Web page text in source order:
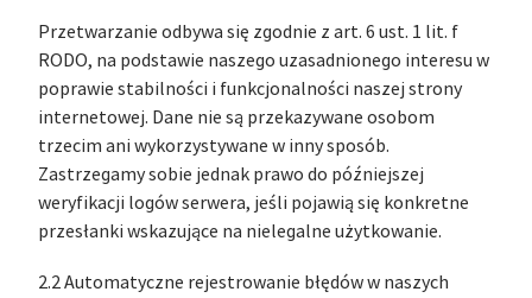
Przetwarzanie odbywa się zgodnie z art. 6 ust. 1 lit. f
RODO, na podstawie naszego uzasadnionego interesu w
poprawie stabilności i funkcjonalności naszej strony
internetowej. Dane nie są przekazywane osobom
trzecim ani wykorzystywane w inny sposób.
Zastrzegamy sobie jednak prawo do późniejszej
weryfikacji logów serwera, jeśli pojawią się konkretne
przesłanki wskazujące na nielegalne użytkowanie.
2.2 Automatyczne rejestrowanie błędów w naszych